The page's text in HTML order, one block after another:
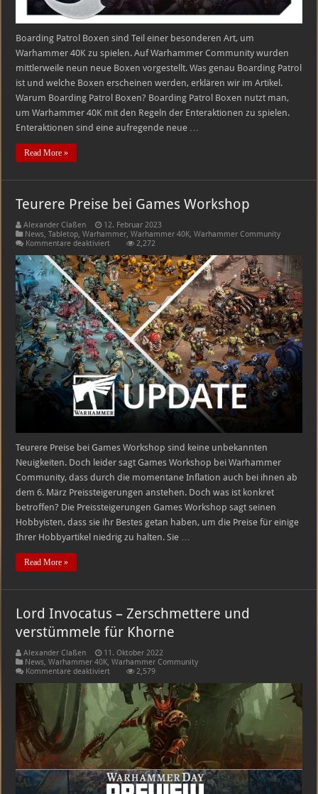
Boarding Patrol Boxen sind Teil einer besonderen Art, um
Warhammer 40K zu spielen. Auf Warhammer Community wurden
mittlerweile neun neue Boxen vorgestellt. Was genau Boarding Patrol
ist und welche Boxen erscheinen werden, erklären wir im Artikel.
Warum Boarding Patrol Boxen? Boarding Patrol Boxen nutzt man,
um Warhammer 40K mit den Regeln der Enteraktionen zu spielen.
Enteraktionen sind eine aufregende neue …
Read More »
Teurere Preise bei Games Workshop
Alexander Claßen
12. Februar 2023
News,Tabletop,Warhammer,Warhammer 40K,Warhammer Community
Kommentare deaktiviertfür
Preise
bei
Games
Workshop
2,272
Teurere Preise bei Games Workshop sind keine unbekannten
Neuigkeiten. Doch leider sagt Games Workshop bei Warhammer
Community, dass durch die momentane Inflation auch bei ihnen ab
dem 6. März Preissteigerungen anstehen. Doch was ist konkret
betroffen? Die Preissteigerungen Games Workshop sagt seinen
Hobbyisten, dass sie ihr Bestes getan haben, um die Preise für einige
Ihrer Hobbyartikel niedrig zu halten. Sie …
Read More »
Lord Invocatus – Zerschmettere und
verstümmele für Khorne
Alexander Claßen
11. Oktober 2022
News,Warhammer 40K,Warhammer Community
Kommentare deaktiviertfür
Invocatus
–
Zerschmettere
verstümmele
für
Khorne
2,579